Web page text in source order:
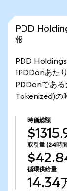
PDD
報
PDD
1PDDonあた
PDDonであ
Tokenized)の
時価総額
取引量 (24時
循環供給量
14.34